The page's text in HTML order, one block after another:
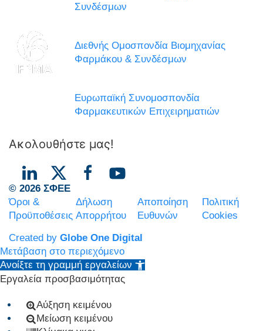
Συνδέσμων
Διεθνής Ομοσπονδία Βιομηχανίας
Φαρμάκου & Συνδέσμων
Ευρωπαϊκή Συνομοσπονδία
Φαρμακευτικών Επιχειρηματιών
Ακολουθήστε μας!
© 2026 ΣΦΕΕ
Όροι &
Προϋποθέσεις
Δήλωση
Απορρήτου
Αποποίηση
Ευθυνών
Πολιτική
Cookies
Created by Globe One Digital
Μετάβαση στο περιεχόμενο
Ανοίξτε τη γραμμή εργαλείων
Εργαλεία προσβασιμότητας
Αύξηση κειμένου
Μείωση κειμένου